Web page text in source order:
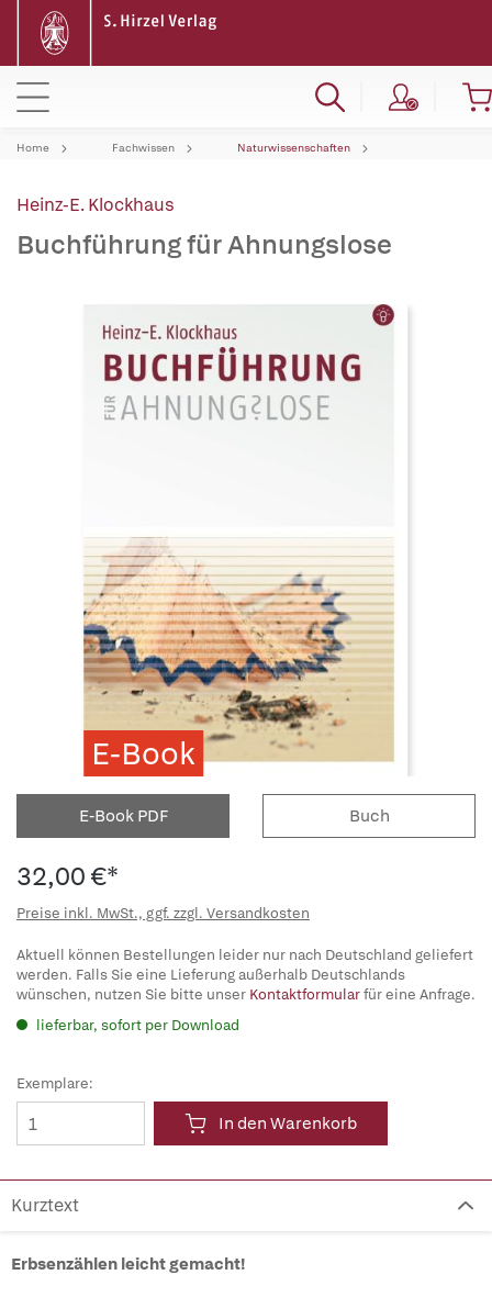
Home Fachwissen Naturwissenschaften
Heinz-E. Klockhaus
Buchführung für Ahnungslose
E-Book
E-Book PDF Buch
32,00 €*
Preise inkl. MwSt., ggf. zzgl. Versandkosten
Aktuell können Bestellungen leider nur nach Deutschland geliefert
werden. Falls Sie eine Lieferung außerhalb Deutschlands
wünschen, nutzen Sie bitte unser Kontaktformularfür eine Anfrage.
lieferbar, sofort per Download
Exemplare:
In den Warenkorb
Kurztext
Erbsenzählen leicht gemacht!